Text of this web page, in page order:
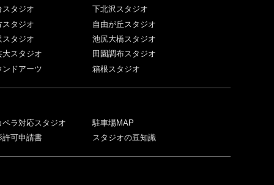
スタジオ
下北沢スタジオ
スタジオ
自由が丘スタジオ
スタジオ
池尻大橋スタジオ
大スタジオ
田園調布スタジオ
ンドアーツ
箱根スタジオ
ペラ対応スタジオ
駐車場MAP
許可申請書
スタジオの豆知識